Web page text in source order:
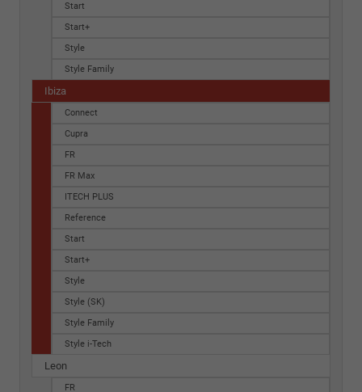
Start
Start+
Style
Style Family
Ibiza
Connect
Cupra
FR
FR Max
ITECH PLUS
Reference
Start
Start+
Style
Style (SK)
Style Family
Style i-Tech
Leon
FR